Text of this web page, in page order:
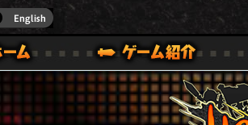
ウォーズ)公式サイト [ XBOX 360,XBOX ONE VER.]
サポート | HAPPY WARS(ハッピーウォーズ)公式サイ